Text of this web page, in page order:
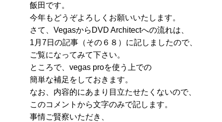
飯田です。
今年もどうぞよろしくお願いいたします。
さて、VegasからDVD Architectへの流れは、
1月7日の記事（その６８）に記しましたので、
ご覧になってみて下さい。
ところで、vegas proを使う上での
簡単な補足をしておきます。
なお、内容的にあまり目立たせたくないので、
このコメントから文字のみで記します。
事情ご賢察いただき、